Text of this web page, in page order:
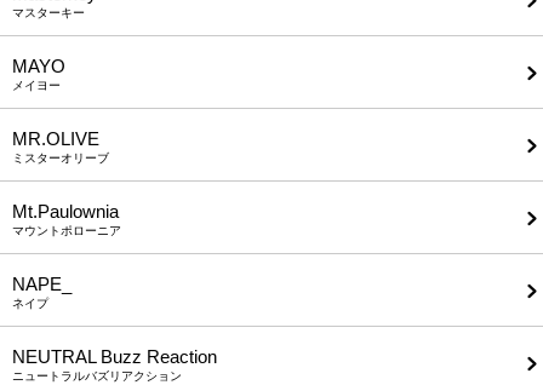
マスターキー
MAYO
メイヨー
MR.OLIVE
ミスターオリーブ
Mt.Paulownia
マウントポローニア
NAPE_
ネイプ
NEUTRAL Buzz Reaction
ニュートラルバズリアクション